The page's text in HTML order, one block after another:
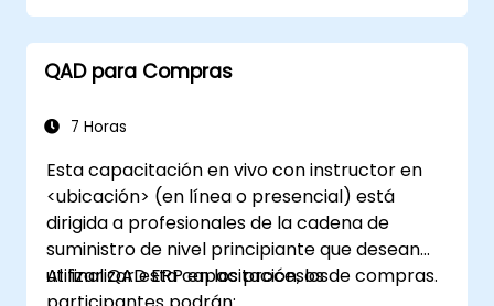
QAD para Compras
7 Horas
Esta capacitación en vivo con instructor en
<ubicación> (en línea o presencial) está
dirigida a profesionales de la cadena de
suministro de nivel principiante que desean
utilizar QAD ERP en los procesos de compras.
Al finalizar esta capacitación, los